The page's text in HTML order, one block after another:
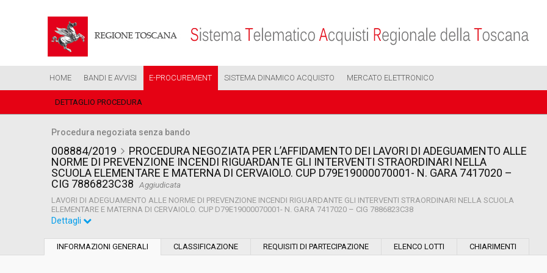
HOME BANDI E AVVISI E-PROCUREMENT SISTEMA DINAMICO ACQUISTO MERCATO ELETTRONICO
DETTAGLIO PROCEDURA
Procedura negoziata senza bando
008884/2019
PROCEDURA NEGOZIATA PER L’AFFIDAMENTO DEI LAVORI DI ADEGUAMENTO ALLE
NORME DI PREVENZIONE INCENDI RIGUARDANTE GLI INTERVENTI STRAORDINARI NELLA
SCUOLA ELEMENTARE E MATERNA DI CERVAIOLO. CUP D79E19000070001- N. GARA 7417020 –
CIG 7886823C38
Aggiudicata
LAVORI DI ADEGUAMENTO ALLE NORME DI PREVENZIONE INCENDI RIGUARDANTE GLI INTERVENTI STRAORDINARI NELLA SCUOLA
ELEMENTARE E MATERNA DI CERVAIOLO. CUP D79E19000070001- N. GARA 7417020 – CIG 7886823C38
Dettagli
INFORMAZIONI GENERALI CLASSIFICAZIONE REQUISITI DI PARTECIPAZIONE ELENCO LOTTI CHIARIMENTI